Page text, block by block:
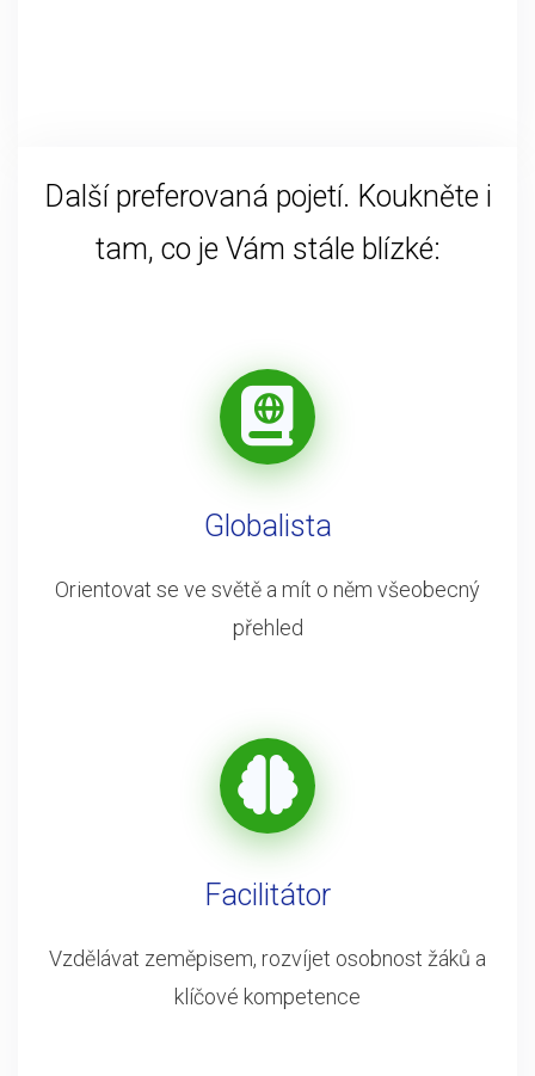
Další preferovaná pojetí. Koukněte i
tam, co je Vám stále blízké:
Globalista
Orientovat se ve světě a mít o něm všeobecný
přehled
Facilitátor
Vzdělávat zeměpisem, rozvíjet osobnost žáků a
klíčové kompetence